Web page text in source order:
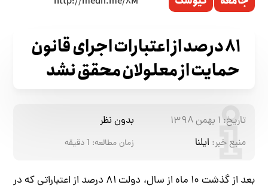
۸۱ درصد از اعتبارات اجرای قانون
حمایت از معلولان محقق نشد
تاریخ: ۱ بهمن ۱۳۹۸
بدون نظر
منبع خبر: ایلنا زمان مطالعه: 1دقیقه
بعد از گذشت ۱۰ ماه از سال، دولت ۸۱ درصد از اعتباراتی که در